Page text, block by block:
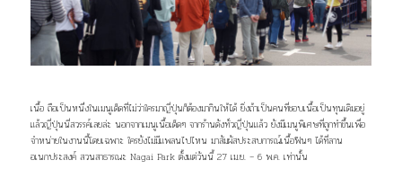
เนื้อ ถือเป็นหนึ่งในเมนูเด็ดที่ไม่ว่าใครมาญี่ปุ่นก็ต้องมากินให้ได้ ยิ่งถ้าเป็นคนที่ชอบเนื้อเป็นทุนเดิมอยู่
แล้วญี่ปุ่นนี่สวรรค์เลยล่ะ นอกจากเมนูเนื้อเด็ดๆ จากร้านดังทั่วญี่ปุ่นแล้ว ยังมีเมนูพิเศษที่ถูกทำขึ้นเพื่อ
จำหน่ายในงานนี้โดยเฉพาะ ใครยังไม่มีแพลนไปไหน มาสัมผัสประสบการณ์เนื้อฟินๆ ได้ที่ลาน
อเนกประสงค์ สวนสาธารณะ Nagai Park ตั้งแต่วันนี้ 27 เม.ย. – 6 พ.ค. เท่านั้น